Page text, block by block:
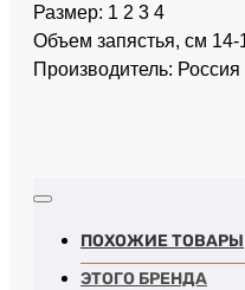
Размер: 1 2 3 4
Объем запястья, см
Производитель: Россия
ПОХОЖИЕ ТОВАРЫ
ЭТОГО БРЕНДА